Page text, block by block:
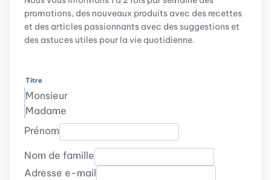
promotions, des nouveaux produits avec des recettes
et des articles passionnants avec des suggestions et
des astuces utiles pour la vie quotidienne.
Titre
Monsieur
Madame
Prénom
Nom de famille
Adresse e-mail